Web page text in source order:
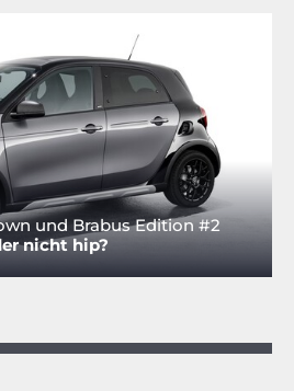
und Brabus Edition #2
nicht hip?